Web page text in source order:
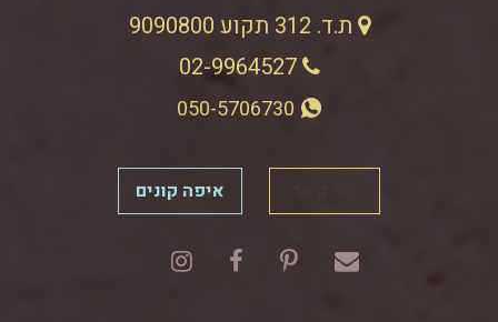
ת.ד. 312 תקוע 9090800
02-9964527
איפה קונים